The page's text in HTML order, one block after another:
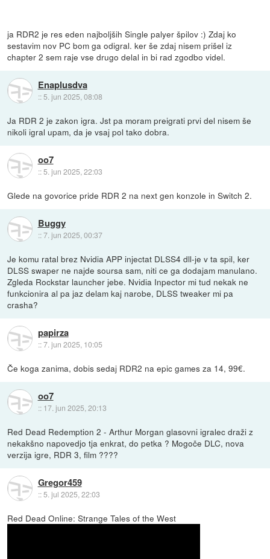
ja RDR2 je res eden najboljših Single palyer špilov :) Zdaj ko
sestavim nov PC bom ga odigral. ker še zdaj nisem prišel iz
chapter 2 sem raje vse drugo delal in bi rad zgodbo videl.
Enaplusdva
:: 5. jun 2025, 08:08
Ja RDR 2 je zakon igra. Jst pa moram preigrati prvi del nisem še
nikoli igral upam, da je vsaj pol tako dobra.
oo7
::5. jun 2025, 22:03
Glede na govorice pride RDR 2 na next gen konzole in Switch 2.
Buggy
::7. jun 2025, 00:37
Je komu ratal brez Nvidia APP injectat DLSS4 dll-je v ta spil, ker
DLSS swaper ne najde soursa sam, niti ce ga dodajam manulano.
Zgleda Rockstar launcher jebe. Nvidia Inpector mi tud nekak ne
funkcionira al pa jaz delam kaj narobe, DLSS tweaker mi pa
crasha?
papirza
::7. jun 2025, 10:05
Če koga zanima, dobis sedaj RDR2 na epic games za 14, 99€.
oo7
:: 17. jun 2025, 20:13
Red Dead Redemption 2 - Arthur Morgan glasovni igralec draži z
nekakšno napovedjo tja enkrat, do petka ? Mogoče DLC, nova
verzija igre, RDR 3, film ????
Gregor459
::5. jul 2025, 22:03
Red Dead Online: Strange Tales of the West